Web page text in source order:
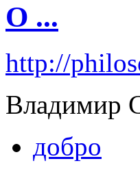
О ...
http://
Владимир
добро